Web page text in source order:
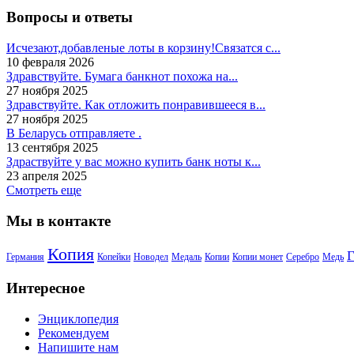
Вопросы и ответы
Исчезают,добавленые лоты в корзину!Связатся с...
10 февраля 2026
Здравствуйте. Бумага банкнот похожа на...
27 ноября 2025
Здравствуйте. Как отложить понравившееся в...
27 ноября 2025
В Беларусь отправляете .
13 сентября 2025
Здраствуйте у вас можно купить банк ноты к...
23 апреля 2025
Смотреть еще
Мы в контакте
Германия Копия Копейки Новодел Медаль Копии Копии монет Серебро Медь
Интересное
Энциклопедия
Рекомендуем
Напишите нам